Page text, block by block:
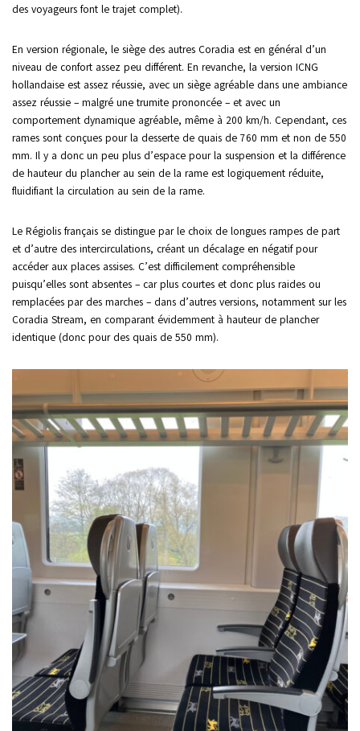
des voyageurs font le trajet complet).
En version régionale, le siège des autres Coradia est en général d’un
niveau de confort assez peu différent. En revanche, la version ICNG
hollandaise est assez réussie, avec un siège agréable dans une ambiance
assez réussie – malgré une trumite prononcée – et avec un
comportement dynamique agréable, même à 200 km/h. Cependant, ces
rames sont conçues pour la desserte de quais de 760 mm et non de 550
mm. Il y a donc un peu plus d’espace pour la suspension et la différence
de hauteur du plancher au sein de la rame est logiquement réduite,
fluidifiant la circulation au sein de la rame.
Le Régiolis français se distingue par le choix de longues rampes de part
et d’autre des intercirculations, créant un décalage en négatif pour
accéder aux places assises. C’est difficilement compréhensible
puisqu’elles sont absentes – car plus courtes et donc plus raides ou
remplacées par des marches – dans d’autres versions, notamment sur les
Coradia Stream, en comparant évidemment à hauteur de plancher
identique (donc pour des quais de 550 mm).